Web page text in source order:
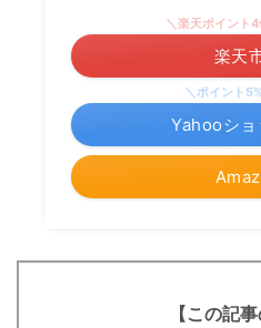
＼楽天ポイント
楽天
＼ポイント
Yahooショ
【この記